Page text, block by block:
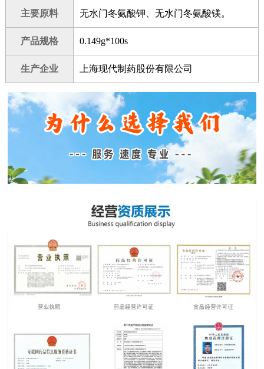
主要原料 无水门冬氨酸钾、无水门冬氨酸镁。
产品规格 0.149g*100s
生产企业 上海现代制药股份有限公司